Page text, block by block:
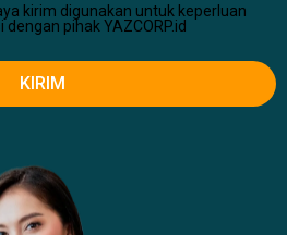
kirim digunakan untuk keperluan
pihak YAZCORP.id
KIRIM